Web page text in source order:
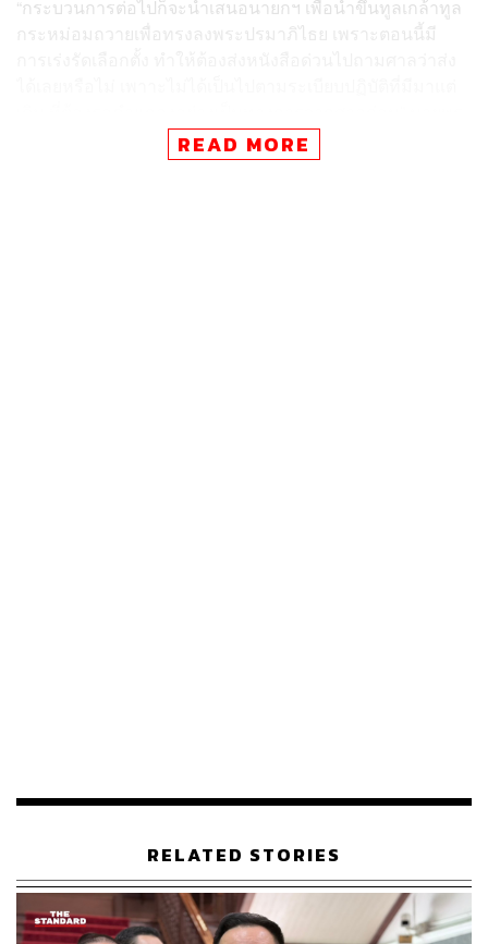
“กระบวนการต่อไปก็จะนำเสนอนายกฯ เพื่อนำขึ้นทูลเกล้าทูล
กระหม่อมถวายเพื่อทรงลงพระปรมาภิไธย เพราะตอนนี้มี
READ MORE
RELATED STORIES